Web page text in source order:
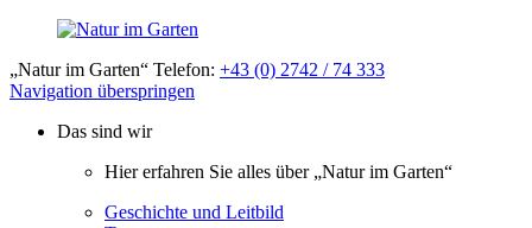
„Natur im Garten“ Telefon: +43 (0) 2742 / 74 333
Navigation überspringen
Das sind wir
Hier erfahren Sie alles über „Natur im Garten“
Geschichte und Leitbild